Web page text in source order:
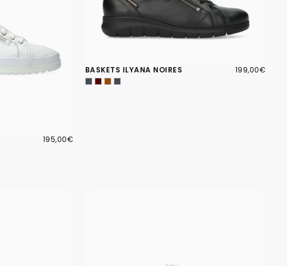
195,00€
PRIX
195,00€
BASKETS ILYANA NOIRES 199,00€
PRIX
199,00€